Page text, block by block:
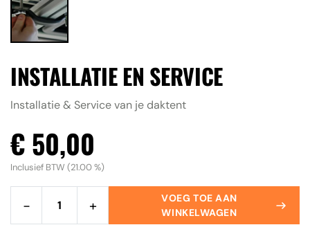
ALLE RESULTATEN BEKIJKEN
INSTALLATIE EN SERVICE
Installatie & Service van je daktent
€ 50,00
Inclusief BTW (21.00 %)
− +
VOEG TOE AAN
WINKELWAGEN